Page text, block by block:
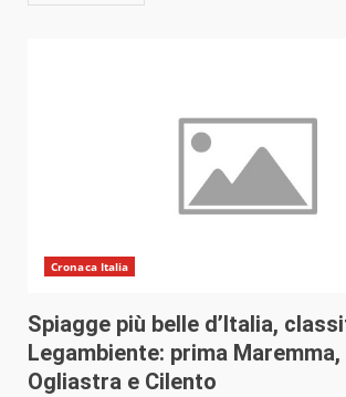
Cronaca Italia
Spiagge più belle d’Italia,
Legambiente: prima Maremma,
Ogliastra e Cilento